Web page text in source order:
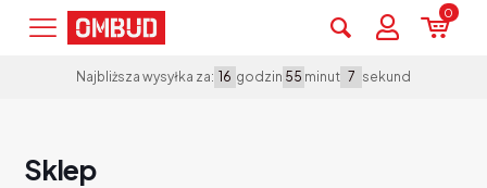
0
Najbliższa wysyłka za: 16 godzin 55 minut 7 sekund
Sklep